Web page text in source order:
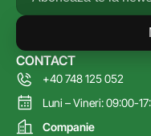
CONTACT
+40 748 125 052
Luni – Vineri: 09:00-
Companie